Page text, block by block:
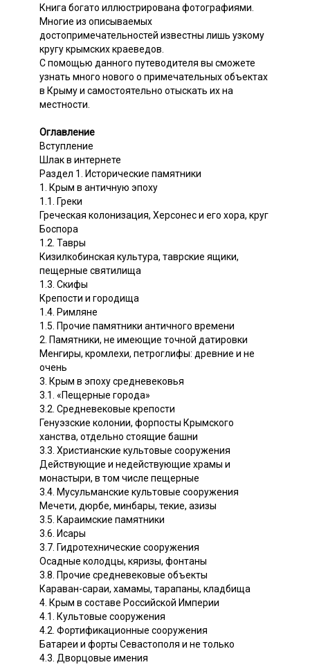
Книга богато иллюстрирована фотографиями.
Многие из описываемых
достопримечательностей известны лишь узкому
кругу крымских краеведов.
С помощью данного путеводителя вы сможете
узнать много нового о примечательных объектах
в Крыму и самостоятельно отыскать их на
местности.
Оглавление
Вступление
Шлак в интернете
Раздел 1. Исторические памятники
1. Крым в античную эпоху
1.1. Греки
Греческая колонизация, Херсонес и его хора, круг
Боспора
1.2. Тавры
Кизилкобинская культура, таврские ящики,
пещерные святилища
1.3. Скифы
Крепости и городища
1.4. Римляне
1.5. Прочие памятники античного времени
2. Памятники, не имеющие точной датировки
Менгиры, кромлехи, петроглифы: древние и не
очень
3. Крым в эпоху средневековья
3.1. «Пещерные города»
3.2. Средневековые крепости
Генуэзские колонии, форпосты Крымского
ханства, отдельно стоящие башни
3.3. Христианские культовые сооружения
Действующие и недействующие храмы и
монастыри, в том числе пещерные
3.4. Мусульманские культовые сооружения
Мечети, дюрбе, минбары, текие, азизы
3.5. Караимские памятники
3.6. Исары
3.7. Гидротехнические сооружения
Осадные колодцы, кяризы, фонтаны
3.8. Прочие средневековые объекты
Караван-сараи, хамамы, тарапаны, кладбища
4. Крым в составе Российской Империи
4.1. Культовые сооружения
4.2. Фортификационные сооружения
Батареи и форты Севастополя и не только
4.3. Дворцовые имения